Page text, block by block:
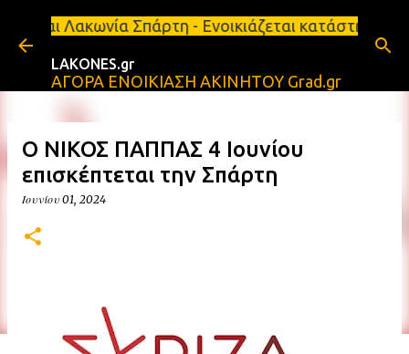
Μετάβαση στο κύριο περιεχόμενο
Σπάρτη - Ενοικιάζεται κατάστημα 134 τ.μ,
LAKONES.gr
ΑΓΟΡΑ ΕΝΟΙΚΙΑΣΗ ΑΚΙΝΗΤΟΥ Grad.gr
Ο ΝΙΚΟΣ ΠΑΠΠΑΣ 4 Ιουνίου
επισκέπτεται την Σπάρτη
Ιουνίου 01, 2024